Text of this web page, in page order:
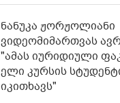
ნანუკა ჟორჟოლიანი
ვიდეომიმართვას
"ამას იურიდიული
ელი კურსის
იკითხავს"